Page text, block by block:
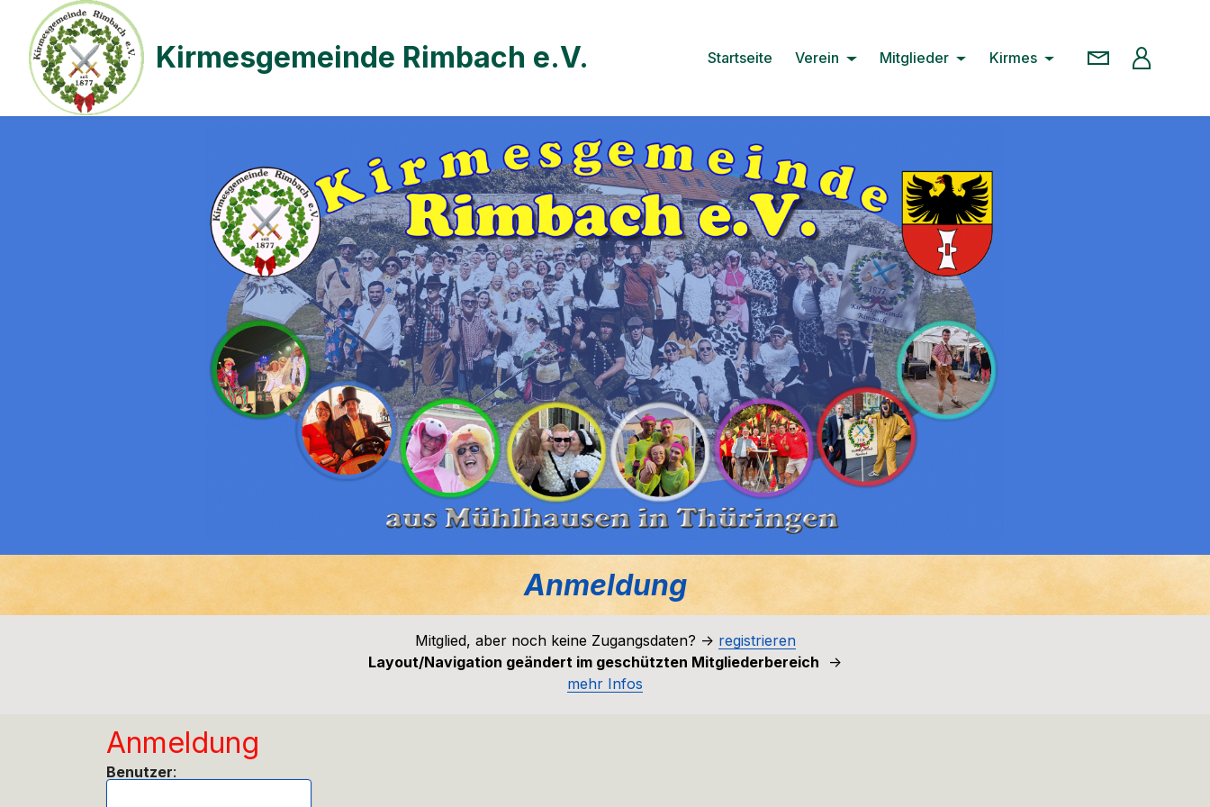
Kirmesgemeinde Rimbach e.V. Startseite Verein Mitglieder Kirmes
Anmeldung
Mitglied, aber noch keine Zugangsdaten? -> registrieren
Layout/Navigation geändert im geschützten Mitgliederbereich ->
mehr Infos
Anmeldung
Benutzer: